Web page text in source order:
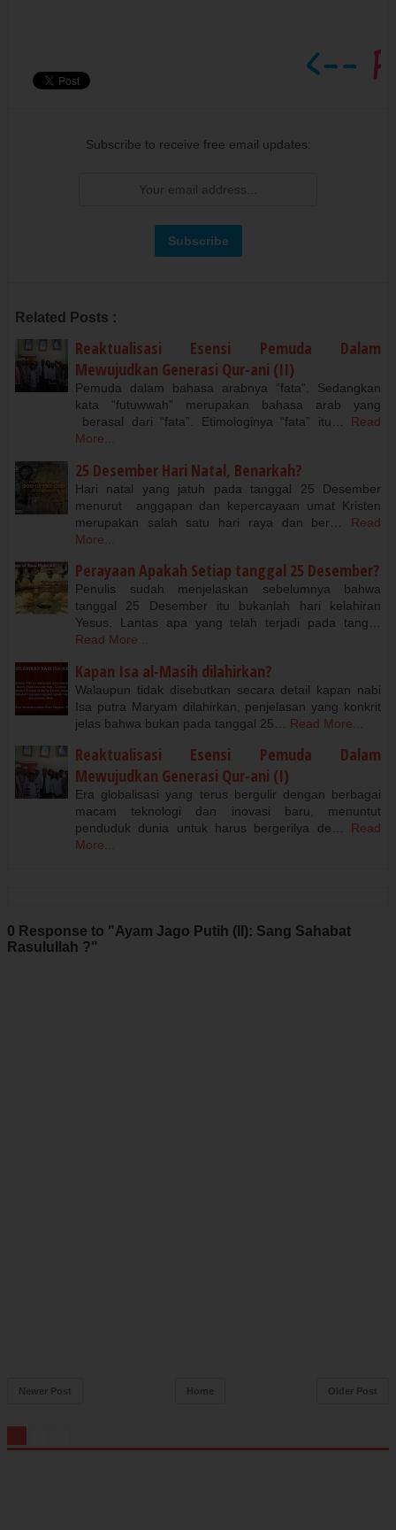
Subscribe to receive free email updates:
Related Posts :
Reaktualisasi Esensi Pemuda Dalam
Mewujudkan Generasi Qur-ani (II)
Pemuda dalam bahasa arabnya “fata”. Sedangkan
kata “futuwwah” merupakan bahasa arab yang
berasal dari “fata”. Etimologinya “fata” itu…
Read
More...
25 Desember Hari Natal, Benarkah?
Hari natal yang jatuh pada tanggal 25 Desember
menurut anggapan dan kepercayaan umat Kristen
merupakan salah satu hari raya dan ber…
Read
More...
Perayaan Apakah Setiap tanggal 25 Desember?
Penulis sudah menjelaskan sebelumnya bahwa
tanggal 25 Desember itu bukanlah hari kelahiran
Yesus. Lantas apa yang telah terjadi pada tang…
Read More...
Kapan Isa al-Masih dilahirkan?
Walaupun tidak disebutkan secara detail kapan nabi
Isa putra Maryam dilahirkan, penjelasan yang konkrit
jelas bahwa bukan pada tanggal 25…
Read More...
Reaktualisasi Esensi Pemuda Dalam
Mewujudkan Generasi Qur-ani (I)
Era globalisasi yang terus bergulir dengan berbagai
macam teknologi dan inovasi baru, menuntut
penduduk dunia untuk harus bergerilya de…
Read
More...
0 Response to "Ayam Jago Putih (II): Sang Sahabat
Rasulullah ?"
Newer Post Older Post
Home